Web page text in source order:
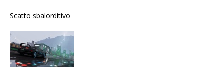
Scatto sbalorditivo